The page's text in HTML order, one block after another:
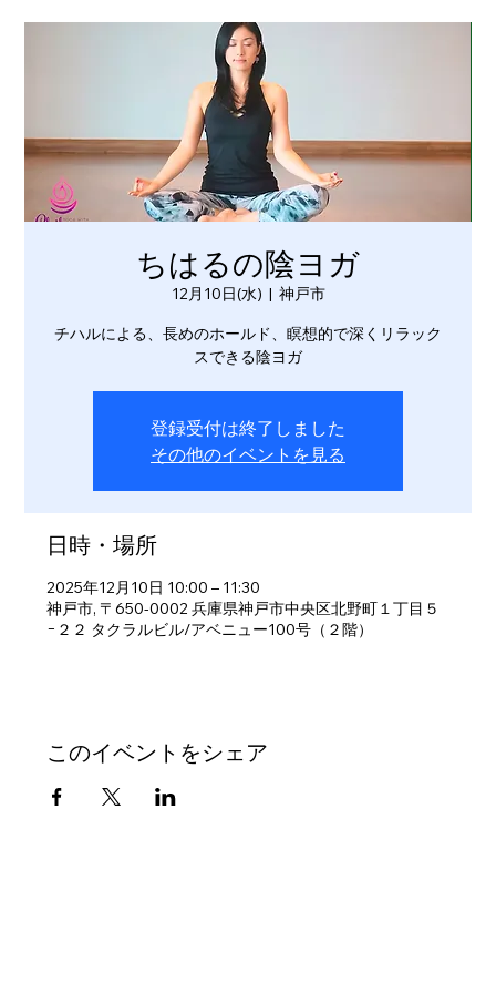
ちはるの陰ヨガ
12月10日(水)
  |
神戸市
チハルによる、長めのホールド、瞑想的で深くリラック
スできる陰ヨガ
登録受付は終了しました
その他のイベントを見る
日時・場所
2025年12月10日 10:00 – 11:30
神戸市, 〒650-0002 兵庫県神戸市中央区北野町１丁目５
−２２ タクラルビル/アベニュー100号（２階）
このイベントをシェア